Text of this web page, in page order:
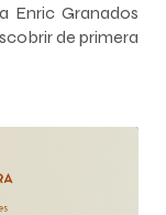
Enric Granados
de primera